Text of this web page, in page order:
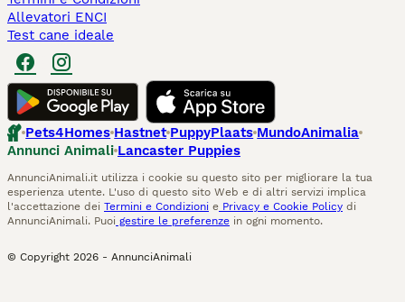
Allevatori ENCI
Test cane ideale
Pets4Homes Hastnet PuppyPlaats MundoAnimalia
Annunci Animali Lancaster Puppies
AnnunciAnimali.it utilizza i cookie su questo sito per migliorare la tua
esperienza utente. L'uso di questo sito Web e di altri servizi implica
l'accettazione dei Termini e Condizioni e Privacy e Cookie Policy di
AnnunciAnimali. Puoi gestire le preferenze in ogni momento.
© Copyright 2026 - AnnunciAnimali